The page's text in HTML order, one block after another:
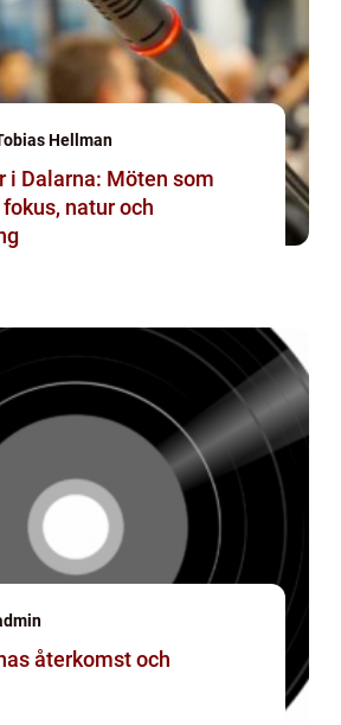
Hellman
i Dalarna: Möten som
natur och
återkomst och